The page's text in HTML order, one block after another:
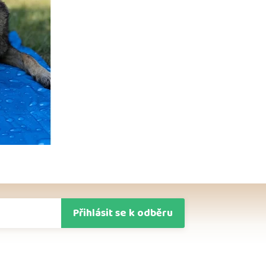
Přihlásit se k odběru